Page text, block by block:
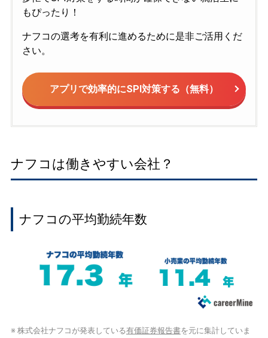
もぴったり！
ナフコの選考を有利に進めるために是非ご活用くだ
さい。
アプリで効率的にSPI対策する（無料）
ナフコは働きやすい会社？
ナフコの平均勤続年数
※ 株式会社ナフコが発表している有価証券報告書を元に集計していま